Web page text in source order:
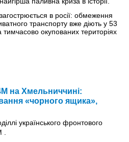
в росії: обмеження
транспорту вже діють у 53
тимчасово окупованих територіях
на Хмельниччині:
«чорного ящика»,